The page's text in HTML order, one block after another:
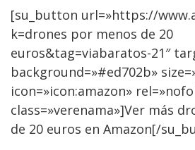
[su_button url=»https://
k=drones por menos de 20
euros&tag=viabaratos-21″
background=»#ed702b»
icon=»icon:amazon»
class=»verenama»]Ver más
de 20 euros en Amazon[/